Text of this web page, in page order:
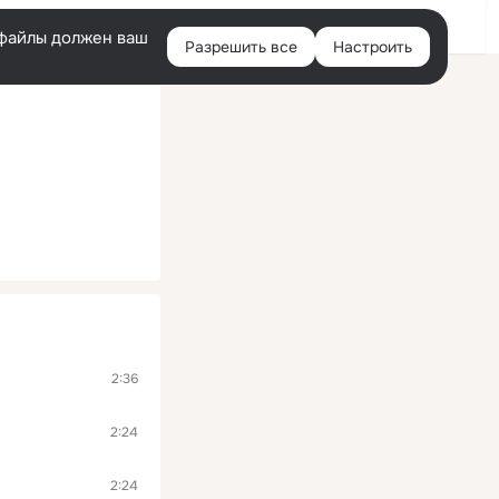
Войти
должен ваш
Разрешить все Настроить
2:36
2:24
2:24